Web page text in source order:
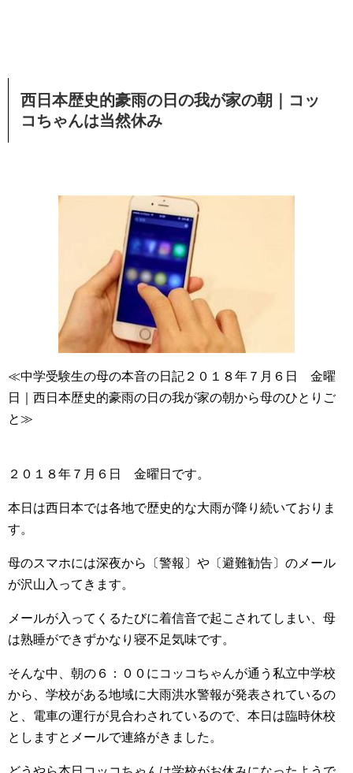
西日本歴史的豪雨の日の我が家の朝｜コッ
コちゃんは当然休み
≪中学受験生の母の本音の日記２０１８年７月６日 金曜
日｜西日本歴史的豪雨の日の我が家の朝から母のひとりご
と≫
２０１８年７月６日 金曜日です。
本日は西日本では各地で歴史的な大雨が降り続いておりま
す。
母のスマホには深夜から〔警報〕や〔避難勧告〕のメール
が沢山入ってきます。
メールが入ってくるたびに着信音で起こされてしまい、母
は熟睡ができずかなり寝不足気味です。
そんな中、朝の６：００にコッコちゃんが通う私立中学校
から、学校がある地域に大雨洪水警報が発表されているの
と、電車の運行が見合わされているので、本日は臨時休校
としますとメールで連絡がきました。